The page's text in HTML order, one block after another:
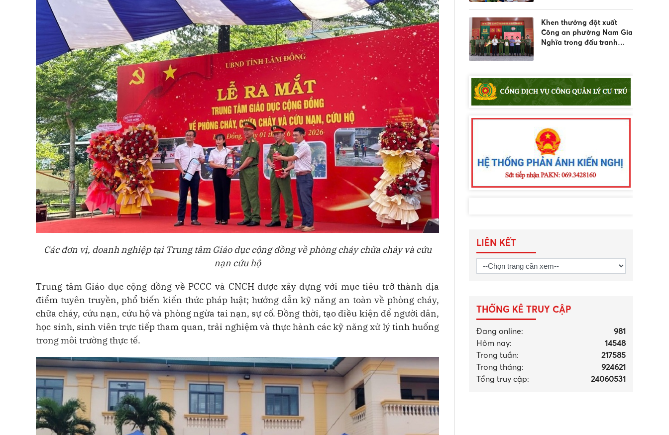
Các đơn vị, doanh nghiệp tại Trung tâm Giáo dục cộng đồng về phòng cháy chữa cháy và cứu
nạn cứu hộ
Trung tâm Giáo dục cộng đồng về PCCC và CNCH được xây dựng với mục tiêu trở thành địa
điểm tuyên truyền, phổ biến kiến thức pháp luật; hướng dẫn kỹ năng an toàn về phòng cháy,
chữa cháy, cứu nạn, cứu hộ và phòng ngừa tai nạn, sự cố. Đồng thời, tạo điều kiện để người dân,
học sinh, sinh viên trực tiếp tham quan, trải nghiệm và thực hành các kỹ năng xử lý tình huống
trong môi trường thực tế.
Khen thưởng đột xuất
Công an phường Nam Gia
Nghĩa trong đấu tranh
LIÊN KẾT
THỐNG KÊ TRUY CẬP
Đang online:
981
Hôm nay:
14548
Trong tuần:
217585
Trong tháng:
924621
Tổng truy cập:
24060531